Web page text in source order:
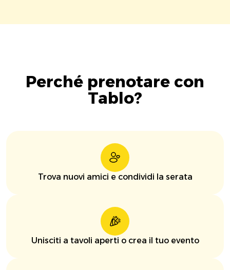
Perché prenotare con
Tablo?
Trova nuovi amici e condividi la serata
Unisciti a tavoli aperti o crea il tuo evento